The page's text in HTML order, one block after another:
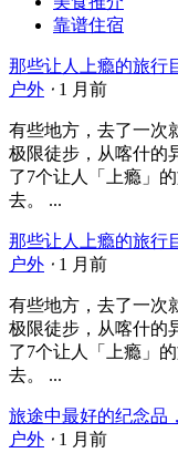
靠谱住宿
那些让人上瘾的旅行
户外 ⋅ 1 月前
有些地方，去了一次
极限徒步，从喀什
了7个让人「上瘾」
去。 ...
那些让人上瘾的旅行
户外 ⋅ 1 月前
有些地方，去了一次
极限徒步，从喀什
了7个让人「上瘾」
去。 ...
旅途中最好的纪念品
户外 ⋅ 1 月前